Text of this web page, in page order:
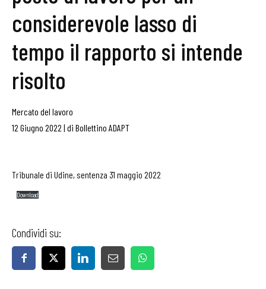
considerevole lasso di
tempo il rapporto si intende
risolto
Mercato del lavoro
12 Giugno 2022 | di Bollettino ADAPT
Tribunale di Udine, sentenza 31 maggio 2022
Download
Condividi su: